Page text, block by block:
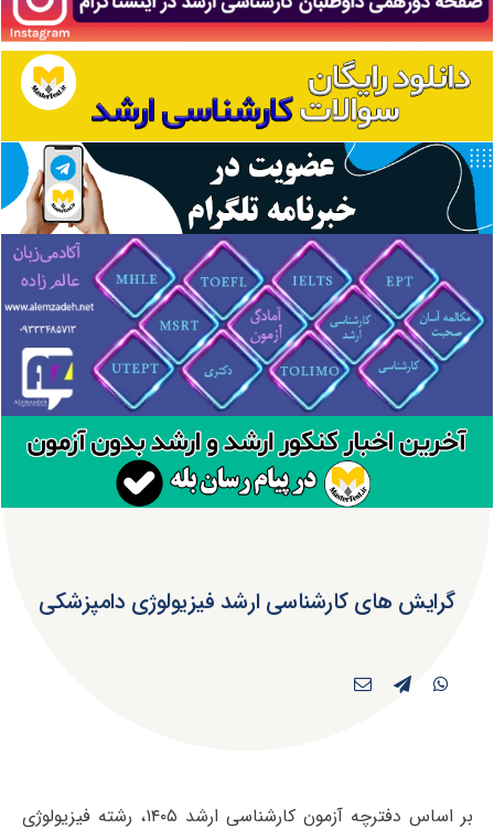
گرایش های کارشناسی ارشد فیزیولوژی دامپزشکی
بر اساس دفترچه آزمون کارشناسی ارشد ۱۴۰۵، رشته فیزیولوژی